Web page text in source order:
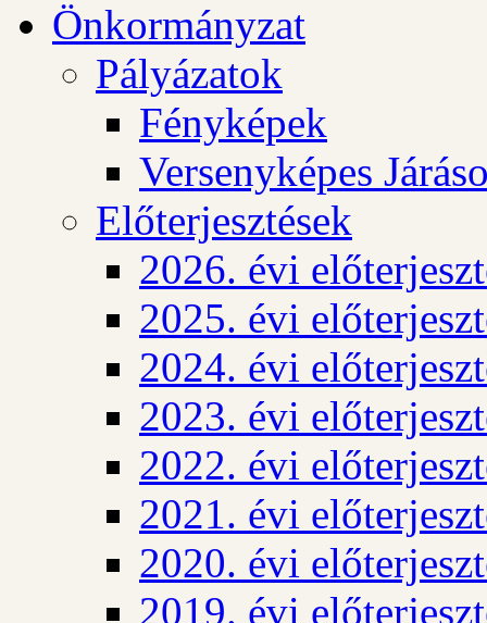
Önkormányzat
Pályázatok
Fényképek
Versenyképes
Előterjesztések
2026. évi
2025. évi
2024. évi
2023. évi
2022. évi
2021. évi
2020. évi
2019. évi